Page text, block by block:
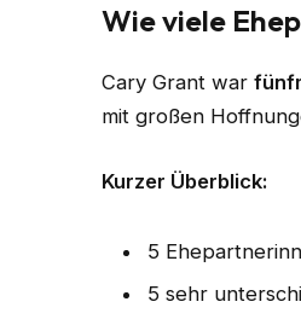
Wie viele
Cary Grant war
mit großen
Kurzer Überblick:
5
5 sehr